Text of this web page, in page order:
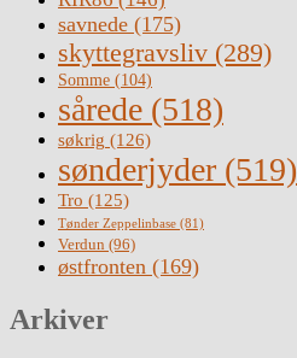
savnede (175)
skyttegravsliv (289)
Somme (104)
sårede (518)
søkrig (126)
sønderjyder (519)
Tro (125)
Tønder Zeppelinbase (81)
Verdun (96)
østfronten (169)
Arkiver